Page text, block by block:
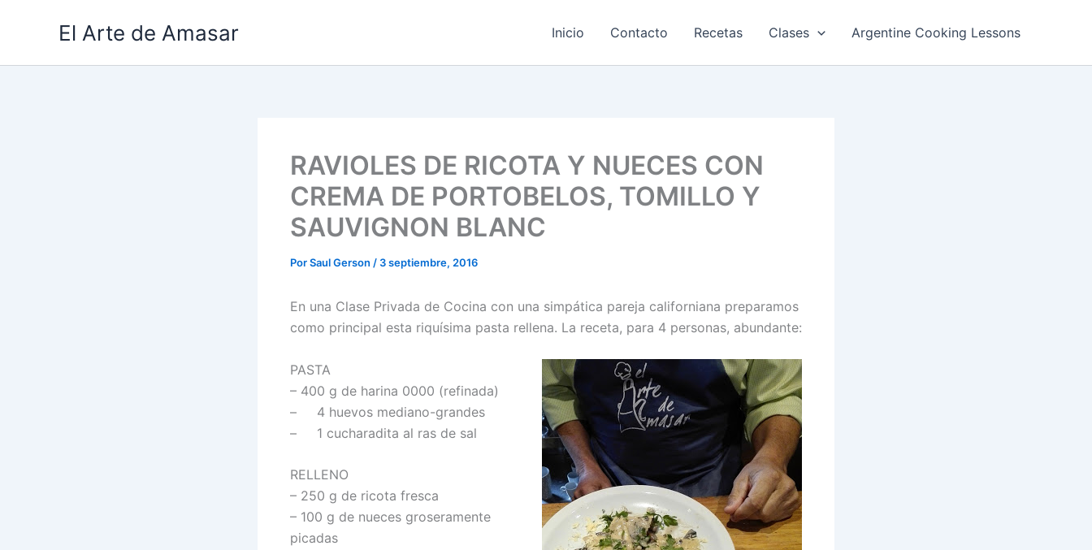
El Arte de Amasar Inicio Contacto Recetas Clases Argentine Cooking Lessons
RAVIOLES DE RICOTA Y NUECES CON
CREMA DE PORTOBELOS, TOMILLO Y
SAUVIGNON BLANC
PorSaul Gerson / 3 septiembre, 2016
En una Clase Privada de Cocina con una simpática pareja californiana preparamos
como principal esta riquísima pasta rellena. La receta, para 4 personas, abundante:
PASTA
– 400 g de harina 0000 (refinada)
– 4 huevos mediano-grandes
– 1 cucharadita al ras de sal
RELLENO
– 250 g de ricota fresca
– 100 g de nueces groseramente
picadas